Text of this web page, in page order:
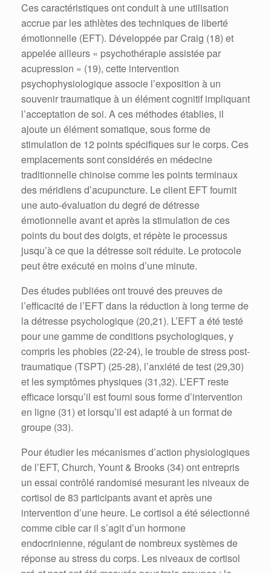
Ces caractéristiques ont conduit à une utilisation
accrue par les athlètes des techniques de liberté
émotionnelle (EFT). Développée par Craig (18) et
appelée ailleurs « psychothérapie assistée par
acupression » (19), cette intervention
psychophysiologique associe l’exposition à un
souvenir traumatique à un élément cognitif impliquant
l’acceptation de soi. A ces méthodes établies, il
ajoute un élément somatique, sous forme de
stimulation de 12 points spécifiques sur le corps. Ces
emplacements sont considérés en médecine
traditionnelle chinoise comme les points terminaux
des méridiens d’acupuncture. Le client EFT fournit
une auto-évaluation du degré de détresse
émotionnelle avant et après la stimulation de ces
points du bout des doigts, et répète le processus
jusqu’à ce que la détresse soit réduite. Le protocole
peut être exécuté en moins d’une minute.
Des études publiées ont trouvé des preuves de
l’efficacité de l’EFT dans la réduction à long terme de
la détresse psychologique (20,21). L’EFT a été testé
pour une gamme de conditions psychologiques, y
compris les phobies (22-24), le trouble de stress post-
traumatique (TSPT) (25-28), l’anxiété de test (29,30)
et les symptômes physiques (31,32). L’EFT reste
efficace lorsqu’il est fourni sous forme d’intervention
en ligne (31) et lorsqu’il est adapté à un format de
groupe (33).
Pour étudier les mécanismes d’action physiologiques
de l’EFT, Church, Yount & Brooks (34) ont entrepris
un essai contrôlé randomisé mesurant les niveaux de
cortisol de 83 participants avant et après une
intervention d’une heure. Le cortisol a été sélectionné
comme cible car il s’agit d’un hormone
endocrinienne, régulant de nombreux systèmes de
réponse au stress du corps. Les niveaux de cortisol